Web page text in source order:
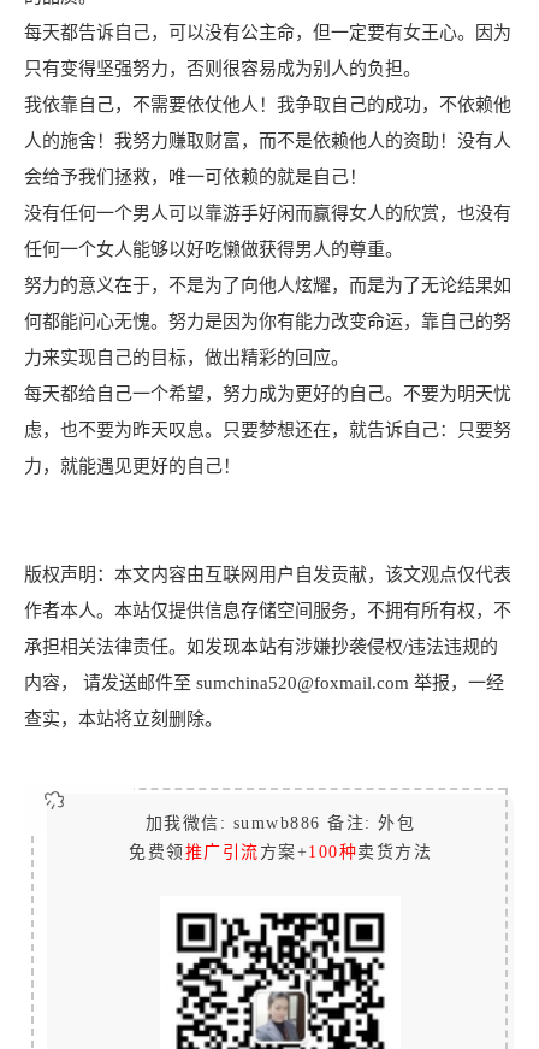
每天都告诉自己，可以没有公主命，但一定要有女王心。因为
只有变得坚强努力，否则很容易成为别人的负担。
我依靠自己，不需要依仗他人！我争取自己的成功，不依赖他
人的施舍！我努力赚取财富，而不是依赖他人的资助！没有人
会给予我们拯救，唯一可依赖的就是自己！
没有任何一个男人可以靠游手好闲而赢得女人的欣赏，也没有
任何一个女人能够以好吃懒做获得男人的尊重。
努力的意义在于，不是为了向他人炫耀，而是为了无论结果如
何都能问心无愧。努力是因为你有能力改变命运，靠自己的努
力来实现自己的目标，做出精彩的回应。
每天都给自己一个希望，努力成为更好的自己。不要为明天忧
虑，也不要为昨天叹息。只要梦想还在，就告诉自己：只要努
力，就能遇见更好的自己！
版权声明：本文内容由互联网用户自发贡献，该文观点仅代表
作者本人。本站仅提供信息存储空间服务，不拥有所有权，不
承担相关法律责任。如发现本站有涉嫌抄袭侵权/违法违规的
内容， 请发送邮件至 sumchina520@foxmail.com 举报，一经
查实，本站将立刻删除。
加我微信: sumwb886 备注: 外包
免费领 推广引流 方案+100种卖货方法